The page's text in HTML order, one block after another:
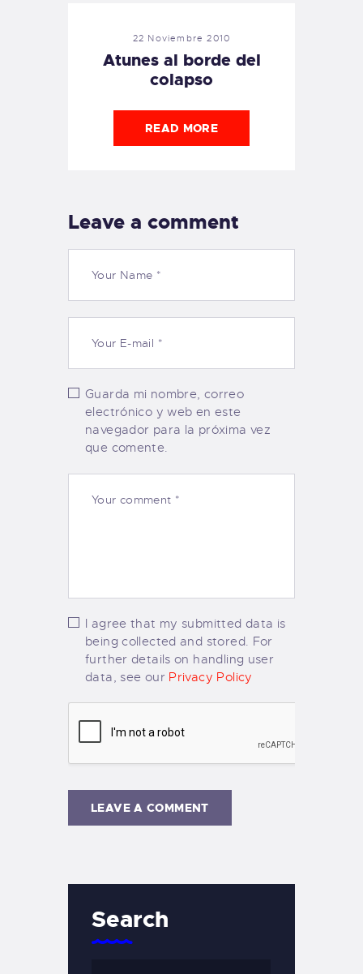
22 Noviembre 2010
Atunes al borde del
colapso
READ MORE
Leave a comment
Guarda mi nombre, correo
electrónico y web en este
navegador para la próxima vez
que comente.
I agree that my submitted data is
being collected and stored. For
further details on handling user
data, see our Privacy Policy
Search